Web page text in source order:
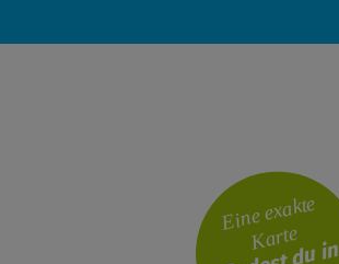
Eine exakte
Karte